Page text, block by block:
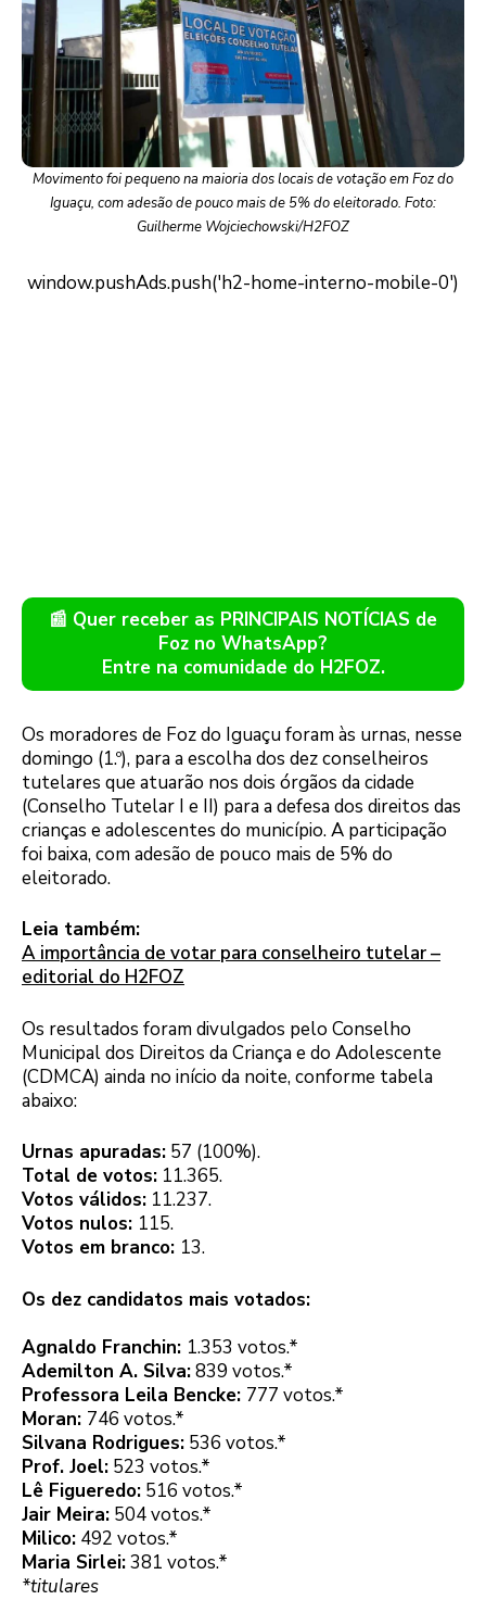
Movimento foi pequeno na maioria dos locais de votação em Foz do
Iguaçu, com adesão de pouco mais de 5% do eleitorado. Foto:
Guilherme Wojciechowski/H2FOZ
📰 Quer receber as PRINCIPAIS NOTÍCIAS de
Foz no WhatsApp?
Entre na comunidade do H2FOZ.
Os moradores de Foz do Iguaçu foram às urnas, nesse
domingo (1.º), para a escolha dos dez conselheiros
tutelares que atuarão nos dois órgãos da cidade
(Conselho Tutelar I e II) para a defesa dos direitos das
crianças e adolescentes do município. A participação
foi baixa, com adesão de pouco mais de 5% do
eleitorado.
Leia também:
A importância de votar para conselheiro tutelar –
editorial do H2FOZ
Os resultados foram divulgados pelo Conselho
Municipal dos Direitos da Criança e do Adolescente
(CDMCA) ainda no início da noite, conforme tabela
abaixo:
Urnas apuradas: 57 (100%).
Total de votos: 11.365.
Votos válidos: 11.237.
Votos nulos: 115.
Votos em branco: 13.
Os dez candidatos mais votados:
Agnaldo Franchin: 1.353 votos.*
Ademilton A. Silva:839 votos.*
Professora Leila Bencke: 777 votos.*
Moran: 746 votos.*
Silvana Rodrigues: 536 votos.*
Prof. Joel: 523 votos.*
Lê Figueredo: 516 votos.*
Jair Meira: 504 votos.*
Milico: 492 votos.*
Maria Sirlei:381 votos.*
*titulares